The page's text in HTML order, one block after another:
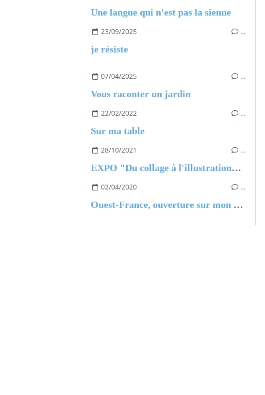
Une langue qui n'est pas la sienne
23/09/2025 …
je résiste
07/04/2025 …
Vous raconter un jardin
22/02/2022 …
Sur ma table
28/10/2021 …
EXPO "Du collage à l'illustration" Médiathèque de Saint-Gervais
02/04/2020 …
Ouest-France, ouverture sur mon atelier en temps de confinement